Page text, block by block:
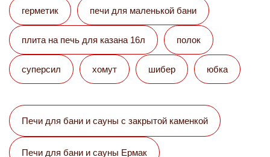
герметик печи для маленькой бани
плита на печь для казана 16л полок
суперсил хомут шибер юбка
Печи для бани и сауны с закрытой каменкой
Печи для бани и сауны Eрмак